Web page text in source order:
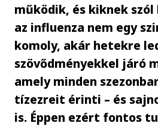
működik, és kiknek szól
az influenza nem egy
komoly, akár hetekre
szövődményekkel járó
amely minden
tízezreit érinti – és
is. Éppen ezért fontos